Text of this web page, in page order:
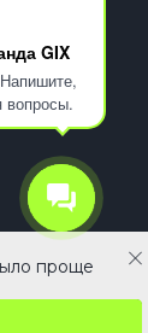
GIX
вопросы.
В корзину
проще